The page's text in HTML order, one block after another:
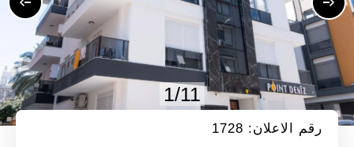
1/11
رقم الاعلان: 1728